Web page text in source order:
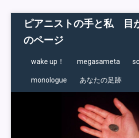
ピアニストの手と私 目
のページ
wake up！ megasameta
monologue あなたの足跡